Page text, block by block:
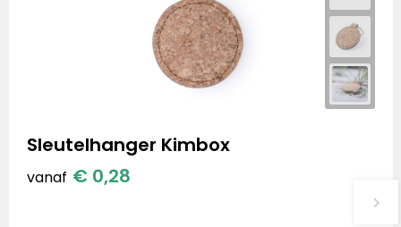
Sleutelhanger Kimbox
vanaf € 0,28